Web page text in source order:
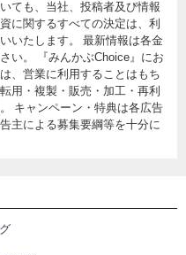
ても、当社、投稿者及び情報
に関するすべての決定は、利
いたします。 最新情報は各金
い。 『みんかぶChoice』にお
、営業に利用することはもち
用・複製・販売・加工・再利
キャンペーン・特典は各広告
主による募集要綱等を十分に